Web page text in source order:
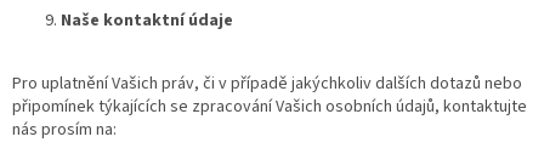
Naše kontaktní údaje
Pro uplatnění Vašich práv, či v případě jakýchkoliv dalších dotazů nebo
připomínek týkajících se zpracování Vašich osobních údajů, kontaktujte
nás prosím na: